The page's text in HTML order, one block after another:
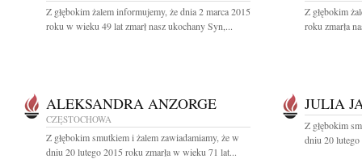
Z głębokim żalem informujemy, że dnia 2 marca 2015
roku w wieku 49 lat zmarł nasz ukochany Syn,...
Z głębokim
roku zmarła
ALEKSANDRA ANZORGE
CZĘSTOCHOWA
Z głębokim smutkiem i żalem zawiadamiamy, że w
dniu 20 lutego 2015 roku zmarła w wieku 71 lat...
JULIA
Z głębokim
dniu 20